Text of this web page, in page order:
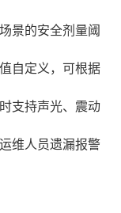
景的安全剂量阈
自定义，可根据
支持声光、震动
维人员遗漏报警